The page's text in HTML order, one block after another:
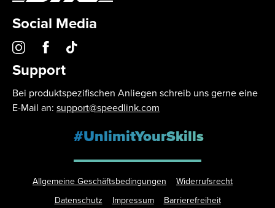
Social Media
Support
Bei produktspezifischen Anliegen schreib uns gerne eine
E-Mail an: support@speedlink.com
#UnlimitYourSkills
Allgemeine Geschäftsbedingungen
Widerrufsrecht
Datenschutz
Impressum Barrierefreiheit